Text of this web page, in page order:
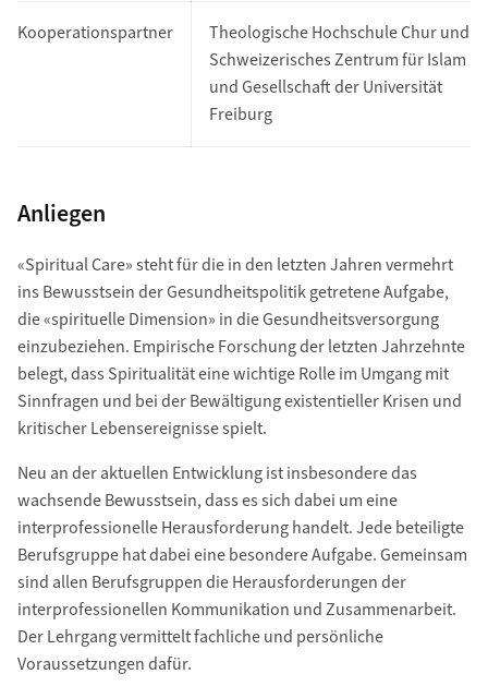
Kooperationspartner
Theologische Hochschule Chur und
Schweizerisches Zentrum für Islam
und Gesellschaft der Universität
Freiburg
Anliegen
«Spiritual Care» steht für die in den letzten Jahren vermehrt
ins Bewusstsein der Gesundheitspolitik getretene Aufgabe,
die «spirituelle Dimension» in die Gesundheitsversorgung
einzubeziehen. Empirische Forschung der letzten Jahrzehnte
belegt, dass Spiritualität eine wichtige Rolle im Umgang mit
Sinnfragen und bei der Bewältigung existentieller Krisen und
kritischer Lebensereignisse spielt.
Neu an der aktuellen Entwicklung ist insbesondere das
wachsende Bewusstsein, dass es sich dabei um eine
interprofessionelle Herausforderung handelt. Jede beteiligte
Berufsgruppe hat dabei eine besondere Aufgabe. Gemeinsam
sind allen Berufsgruppen die Herausforderungen der
interprofessionellen Kommunikation und Zusammenarbeit.
Der Lehrgang vermittelt fachliche und persönliche
Voraussetzungen dafür.